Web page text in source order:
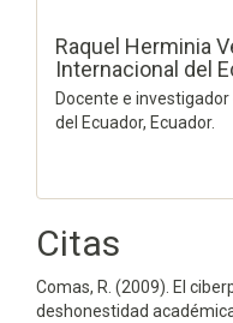
Raquel Herminia
Internacional del
Docente e
del Ecuador, Ecuador.
Citas
Comas, R. (2009). El
deshonestidad